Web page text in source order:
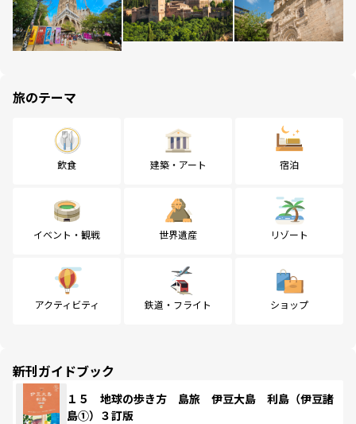
旅のテーマ
飲食 建築・アート 宿泊
イベント・観戦 世界遺産 リゾート
アクティビティ 鉄道・フライト ショップ
新刊ガイドブック
１５ 地球の歩き方 島旅 伊豆大島 利島（伊豆諸
島①）３訂版